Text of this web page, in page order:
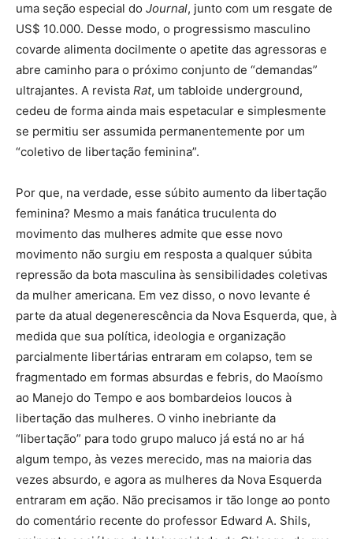
uma seção especial do Journal, junto com um resgate de
US$ 10.000. Desse modo, o progressismo masculino
covarde alimenta docilmente o apetite das agressoras e
abre caminho para o próximo conjunto de “demandas”
ultrajantes. A revista Rat, um tabloide underground,
cedeu de forma ainda mais espetacular e simplesmente
se permitiu ser assumida permanentemente por um
“coletivo de libertação feminina”.
Por que, na verdade, esse súbito aumento da libertação
feminina? Mesmo a mais fanática truculenta do
movimento das mulheres admite que esse novo
movimento não surgiu em resposta a qualquer súbita
repressão da bota masculina às sensibilidades coletivas
da mulher americana. Em vez disso, o novo levante é
parte da atual degenerescência da Nova Esquerda, que, à
medida que sua política, ideologia e organização
parcialmente libertárias entraram em colapso, tem se
fragmentado em formas absurdas e febris, do Maoísmo
ao Manejo do Tempo e aos bombardeios loucos à
libertação das mulheres. O vinho inebriante da
“libertação” para todo grupo maluco já está no ar há
algum tempo, às vezes merecido, mas na maioria das
vezes absurdo, e agora as mulheres da Nova Esquerda
entraram em ação. Não precisamos ir tão longe ao ponto
do comentário recente do professor Edward A. Shils,